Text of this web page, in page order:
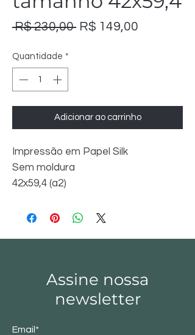
R$ 230,00 Preço
R$ 149,00
Quantidade *
Adicionar ao carrinho
Impressão em Papel Silk
Sem moldura
42x59,4 (a2)
Assine nossa
newsletter
Email*